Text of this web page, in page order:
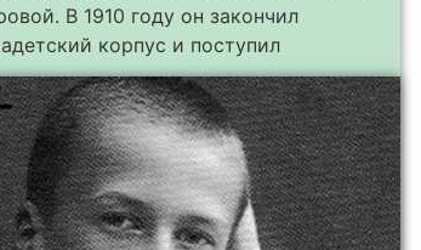
В 1910 году он закончил
корпус и поступил